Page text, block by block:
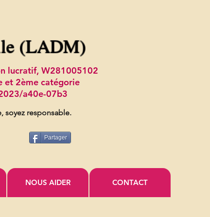
(LADM)
lucratif, W281005102
et 2ème catégorie
a40e-07b3
soyez responsable.
Partager
NOUS AIDER CONTACT